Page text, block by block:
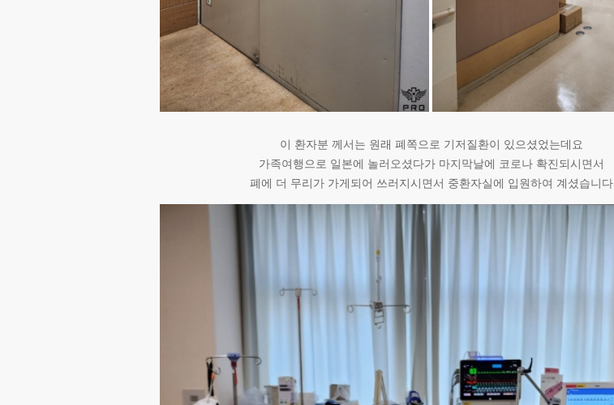
이 환자분 께서는 원래 폐쪽으로 기저질환이 있으셨었는데요
가족여행으로 일본에 놀러오셨다가 마지막날에 코로나 확진되시면서
폐에 더 무리가 가게되어 쓰러지시면서 중환자실에 입원하여 계셨습니다